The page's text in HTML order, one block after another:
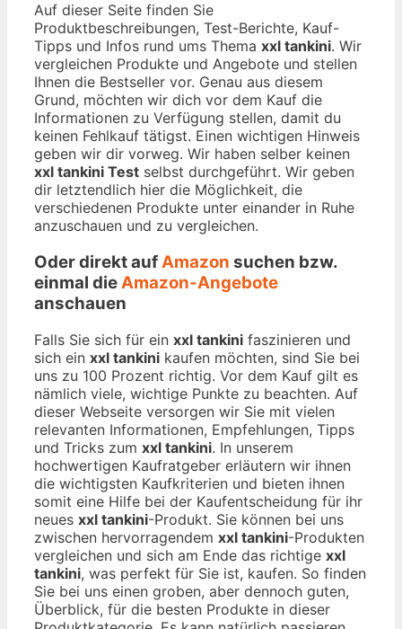
Auf dieser Seite finden Sie
Produktbeschreibungen, Test-Berichte, Kauf-
Tipps und Infos rund ums Thema xxl tankini. Wir
vergleichen Produkte und Angebote und stellen
Ihnen die Bestseller vor. Genau aus diesem
Grund, möchten wir dich vor dem Kauf die
Informationen zu Verfügung stellen, damit du
keinen Fehlkauf tätigst. Einen wichtigen Hinweis
geben wir dir vorweg. Wir haben selber keinen
xxl tankini Test selbst durchgeführt. Wir geben
dir letztendlich hier die Möglichkeit, die
verschiedenen Produkte unter einander in Ruhe
anzuschauen und zu vergleichen.
Oder direkt aufAmazon suchen bzw.
einmal dieAmazon-Angebote
anschauen
Falls Sie sich für ein xxl tankini faszinieren und
sich ein xxl tankini kaufen möchten, sind Sie bei
uns zu 100 Prozent richtig. Vor dem Kauf gilt es
nämlich viele, wichtige Punkte zu beachten. Auf
dieser Webseite versorgen wir Sie mit vielen
relevanten Informationen, Empfehlungen, Tipps
und Tricks zum xxl tankini. In unserem
hochwertigen Kaufratgeber erläutern wir ihnen
die wichtigsten Kaufkriterien und bieten ihnen
somit eine Hilfe bei der Kaufentscheidung für ihr
neues xxl tankini-Produkt. Sie können bei uns
zwischen hervorragendem xxl tankini-Produkten
vergleichen und sich am Ende das richtige xxl
tankini, was perfekt für Sie ist, kaufen. So finden
Sie bei uns einen groben, aber dennoch guten,
Überblick, für die besten Produkte in dieser